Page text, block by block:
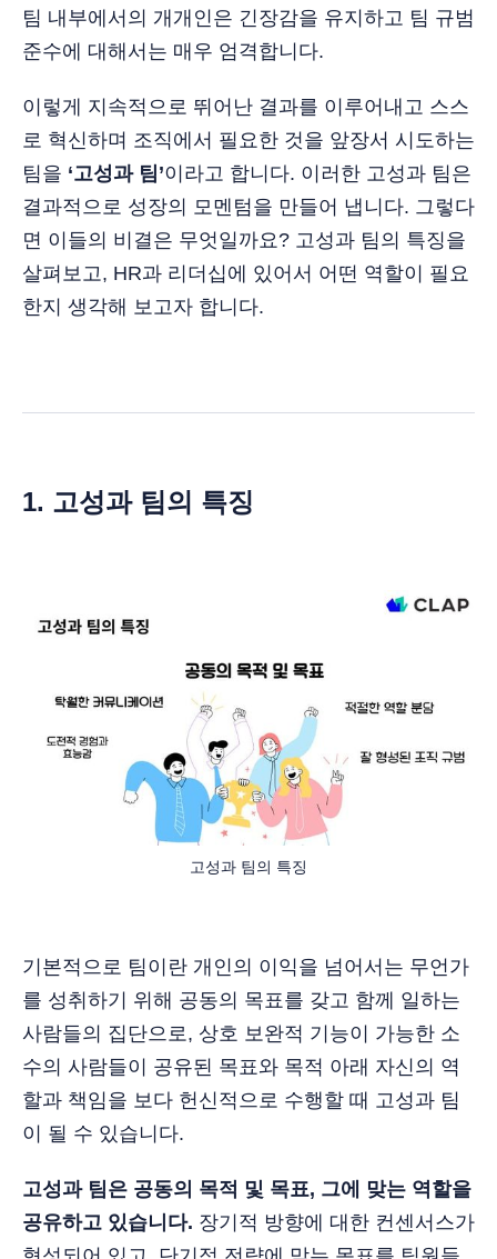
팀 내부에서의 개개인은 긴장감을 유지하고 팀 규범
준수에 대해서는 매우 엄격합니다.
이렇게 지속적으로 뛰어난 결과를 이루어내고 스스
로 혁신하며 조직에서 필요한 것을 앞장서 시도하는
팀을 ‘고성과 팀’이라고 합니다. 이러한 고성과 팀은
결과적으로 성장의 모멘텀을 만들어 냅니다. 그렇다
면 이들의 비결은 무엇일까요? 고성과 팀의 특징을
살펴보고, HR과 리더십에 있어서 어떤 역할이 필요
한지 생각해 보고자 합니다.
1. 고성과 팀의 특징
고성과 팀의 특징
기본적으로 팀이란 개인의 이익을 넘어서는 무언가
를 성취하기 위해 공동의 목표를 갖고 함께 일하는
사람들의 집단으로, 상호 보완적 기능이 가능한 소
수의 사람들이 공유된 목표와 목적 아래 자신의 역
할과 책임을 보다 헌신적으로 수행할 때 고성과 팀
이 될 수 있습니다.
고성과 팀은 공동의 목적 및 목표, 그에 맞는 역할을
공유하고 있습니다. 장기적 방향에 대한 컨센서스가